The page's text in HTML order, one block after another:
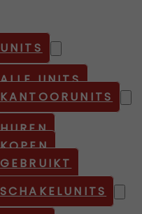
UNITS
ALLE UNITS
KANTOORUNITS
HUREN
KOPEN
GEBRUIKT
SCHAKELUNITS